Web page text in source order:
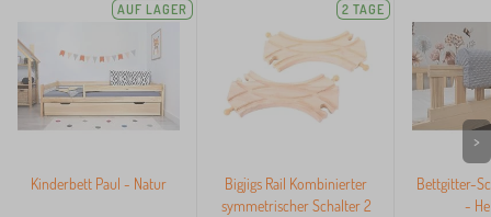
AUF LAGER
Kinderbett Paul - Natur
2 TAGE
Bigjigs Rail Kombinierter
symmetrischer Schalter 2
Bettgitter-
-
>